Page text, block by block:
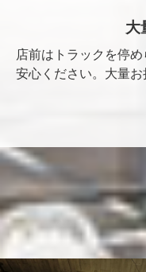
大
店前はトラックを停
安心ください。大量お